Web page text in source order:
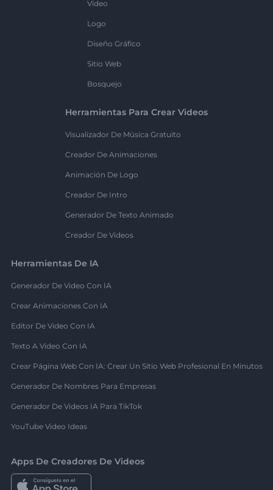
Vídeo
Logo
Diseño Gráfico
Sitio Web
Bosquejo
Herramientas Para Crear Videos
Visualizador De Música Gratuito
Creador De Animaciones
Animación De Logo
Creador De Intro
Generador De Texto Animado
Creador De Videos
Herramientas De IA
Generador De Video Con IA
Crear Animaciones Con IA
Editor De Video Con IA
Texto A Video Con IA
Crear Página Web Con IA: Crear Un Sitio Web Profesional En Minutos
Generador De Nombres Para Empresas
Generador De Videos IA Para TikTok
YouTube Video Ideas
Apps De Creadores De Videos